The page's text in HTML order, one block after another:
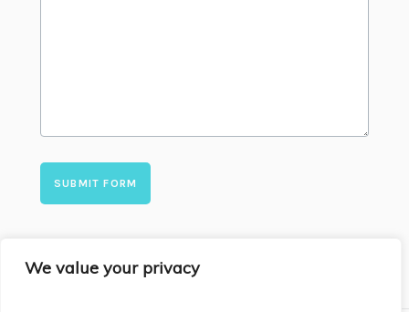
We value your privacy
SUBMIT FORM